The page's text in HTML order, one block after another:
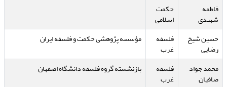
فاطمه
شهیدی
حکمت
اسلامی
حسین شیخ
رضایی
فلسفه
غرب
مؤسسه پژوهشی حکمت و فلسفه ایران
محمد جواد
صافیان
فلسفه
غرب
بازنشسته گروه فلسفه دانشگاه اصفهان